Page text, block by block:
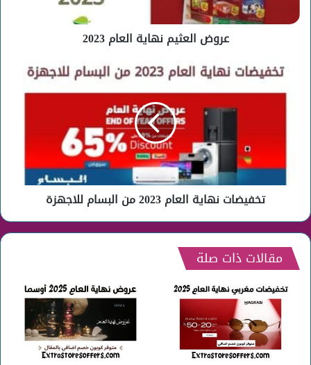
عروض العثيم نهاية العام 2023
تخفيضات
نهاية
العام
للاجهزة
تخفيضات نهاية العام 2023 من البسام للاجهزة
مقالات ذات صلة